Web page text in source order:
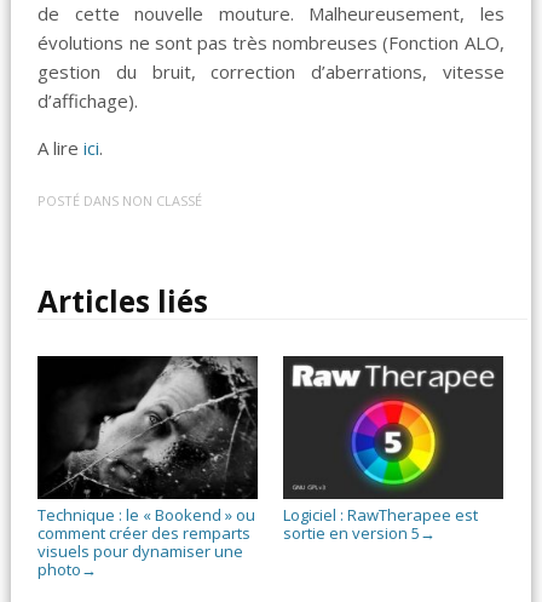
de cette nouvelle mouture. Malheureusement, les
évolutions ne sont pas très nombreuses (Fonction ALO,
gestion du bruit, correction d’aberrations, vitesse
d’affichage).
A lireici.
POSTÉ DANS NON CLASSÉ
Articles liés
Technique : le « Bookend » ou
comment créer des remparts
visuels pour dynamiser une
photo →
Logiciel : RawTherapee est
sortie en version 5 →